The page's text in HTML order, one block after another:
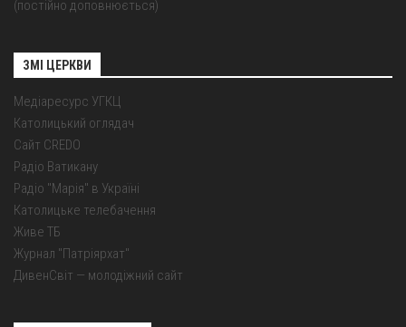
(постійно доповнюється)
ЗМІ ЦЕРКВИ
Медіаресурс УГКЦ
Католицький оглядач
Сайт CREDO
Радіо Ватикану
Радіо "Марія" в Україні
Католицьке телебачення
Живе ТБ
Журнал "Патріярхат"
ДивенСвіт — молодіжний сайт